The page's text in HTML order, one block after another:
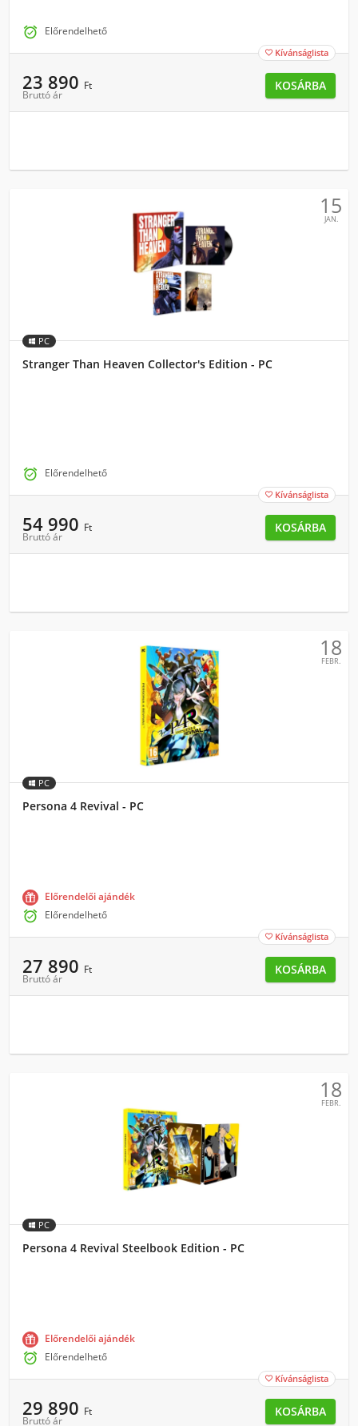
 Előrendelhető
 Kívánságlista
23 890 Ft
Bruttó ár
KOSÁRBA
15
JAN.
PC
Stranger Than Heaven Collector's Edition - PC
 Előrendelhető
 Kívánságlista
54 990 Ft
Bruttó ár
KOSÁRBA
18
FEBR.
PC
Persona 4 Revival - PC
Előrendelői ajándék
 Előrendelhető
 Kívánságlista
27 890 Ft
Bruttó ár
KOSÁRBA
18
FEBR.
PC
Persona 4 Revival Steelbook Edition - PC
Előrendelői ajándék
 Előrendelhető
 Kívánságlista
29 890 Ft
Bruttó ár
KOSÁRBA